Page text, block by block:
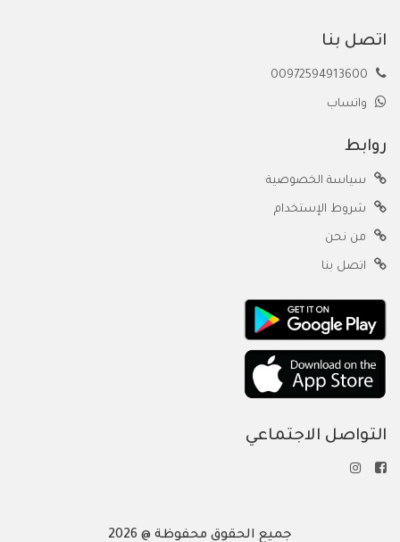
اتصل بنا
واتساب
روابط
سياسة الخصوصية
شروط الإستخدام
من نحن
اتصل بنا
التواصل الاجتماعي
جميع الحقوق محفوظة @ 2026